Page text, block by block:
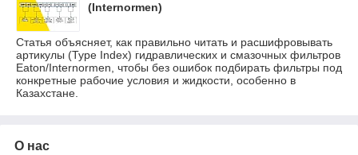
(Internormen)
Статья объясняет, как правильно читать и расшифровывать
артикулы (Type Index) гидравлических и смазочных фильтров
Eaton/Internormen, чтобы без ошибок подбирать фильтры под
конкретные рабочие условия и жидкости, особенно в
Казахстане.
О нас